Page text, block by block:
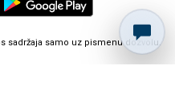
sadržaja samo uz pismenu dozvolu.